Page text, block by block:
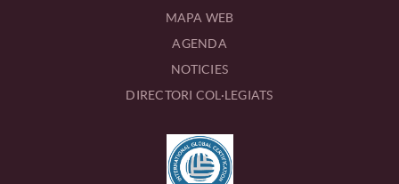
MAPA WEB
AGENDA
NOTICIES
DIRECTORI COL·LEGIATS